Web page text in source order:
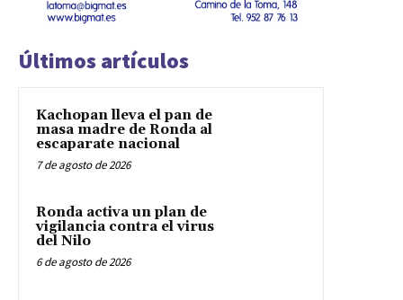
Últimos artículos
Kachopan lleva el pan de
masa madre de Ronda al
escaparate nacional
7 de agosto de 2026
Ronda activa un plan de
vigilancia contra el virus
del Nilo
6 de agosto de 2026